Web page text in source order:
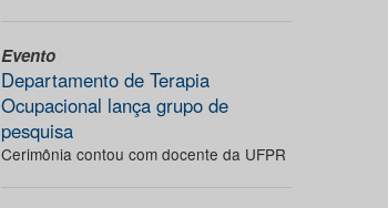
Evento
Departamento de Terapia
Ocupacional lança grupo de
pesquisa
Cerimônia contou com docente da UFPR